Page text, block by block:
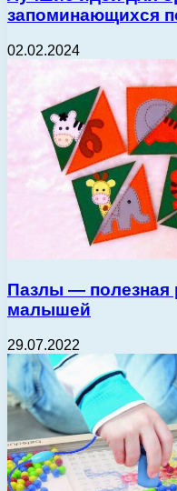
запоминающихся
02.02.2024
Пазлы — полезная
малышей
29.07.2022